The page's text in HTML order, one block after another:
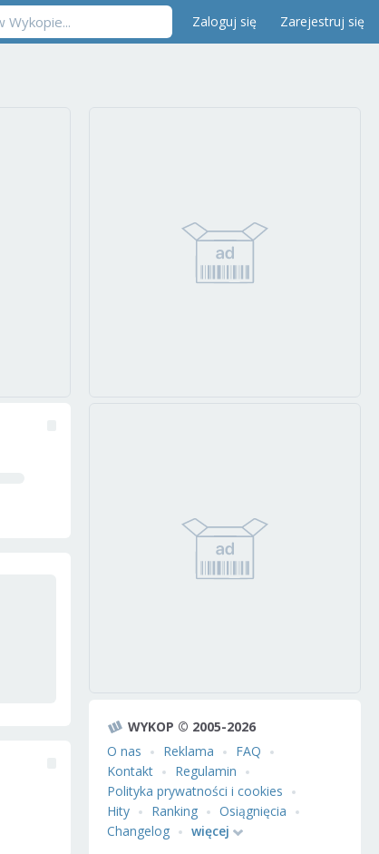
Zaloguj się Zarejestruj się
WYKOP © 2005-2026
O nas
Reklama
FAQ
Kontakt
Regulamin
Polityka prywatności i cookies
Hity
Ranking
Osiągnięcia
Changelog
więcej